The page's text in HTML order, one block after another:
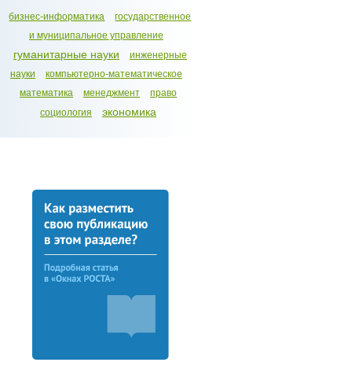
бизнес-информатика
государственное
и муниципальное управление
гуманитарные науки
инженерные
науки
компьютерно-математическое
математика
менеджмент
право
социология
экономика